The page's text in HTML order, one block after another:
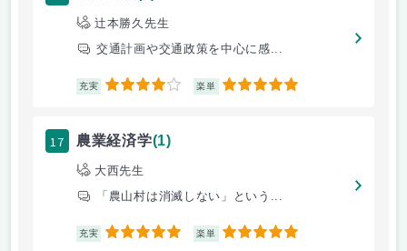
辻本勝久先生
交通計画や交通政策を中心に感...
充実 4 楽単 5
17 農業経済学(1)
大西先生
「農山村は消滅しない」という...
充実 5 楽単 5